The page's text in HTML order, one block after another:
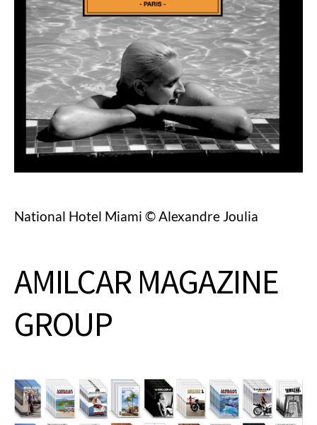
National Hotel Miami © Alexandre Joulia
AMILCAR MAGAZINE
GROUP